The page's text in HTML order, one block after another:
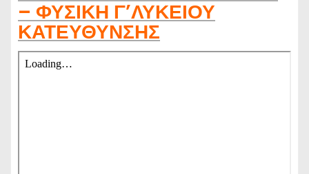
– ΦΥΣΙΚΗ Γ’ΛΥΚΕΙΟΥ
ΚΑΤΕΥΘΥΝΣΗΣ